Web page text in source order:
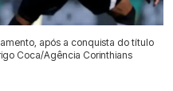
após a conquista do título
Coca/Agência Corinthians